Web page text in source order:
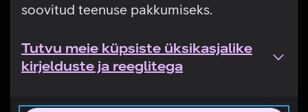
soovitud teenuse pakkumiseks.
Tutvu meie küpsiste üksikasjalike
kirjelduste ja reeglitega